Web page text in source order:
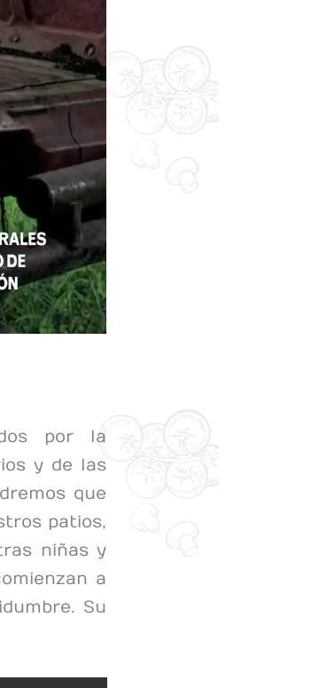
por la
y de las
que
patios,
niñas y
a
Su